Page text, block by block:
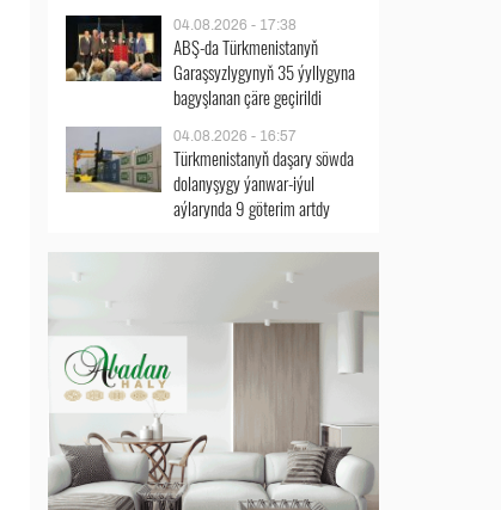
04.08.2026 - 17:38
ABŞ-da Türkmenistanyň
Garaşsyzlygynyň 35 ýyllygyna
bagyşlanan çäre geçirildi
04.08.2026 - 16:57
Türkmenistanyň daşary söwda
dolanyşygy ýanwar-iýul
aýlarynda 9 göterim artdy